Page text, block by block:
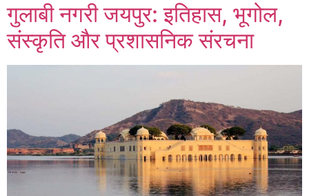
गुलाबी नगरी जयपुर: इतिहास, भूगोल,
संस्कृति और प्रशासनिक संरचना